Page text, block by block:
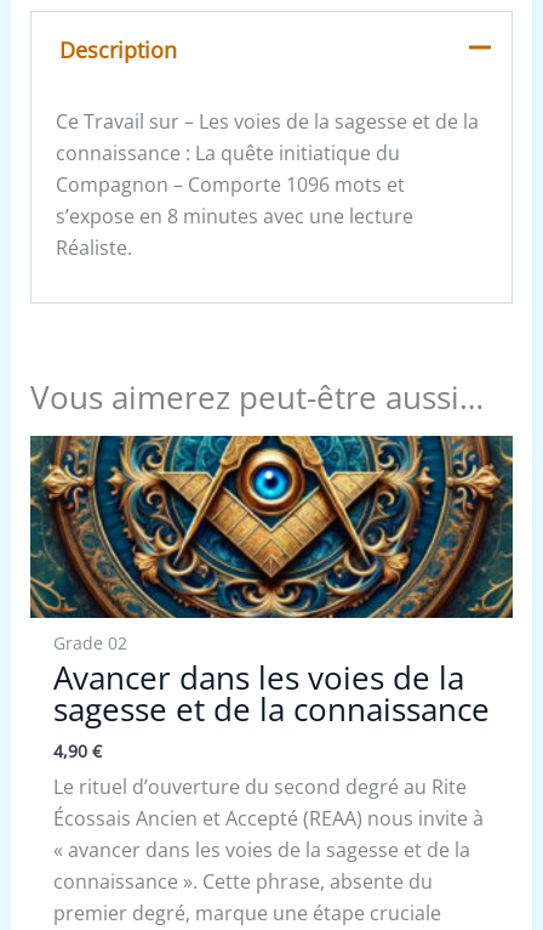
Description
Ce Travail sur – Les voies de la sagesse et de la
connaissance : La quête initiatique du
Compagnon – Comporte 1096 mots et
s’expose en 8 minutes avec une lecture
Réaliste.
Vous aimerez peut-être aussi…
Grade 02
Avancer dans les voies de la
sagesse et de la connaissance
4,90 €
Le rituel d’ouverture du second degré au Rite
Écossais Ancien et Accepté (REAA) nous invite à
« avancer dans les voies de la sagesse et de la
connaissance ». Cette phrase, absente du
premier degré, marque une étape cruciale